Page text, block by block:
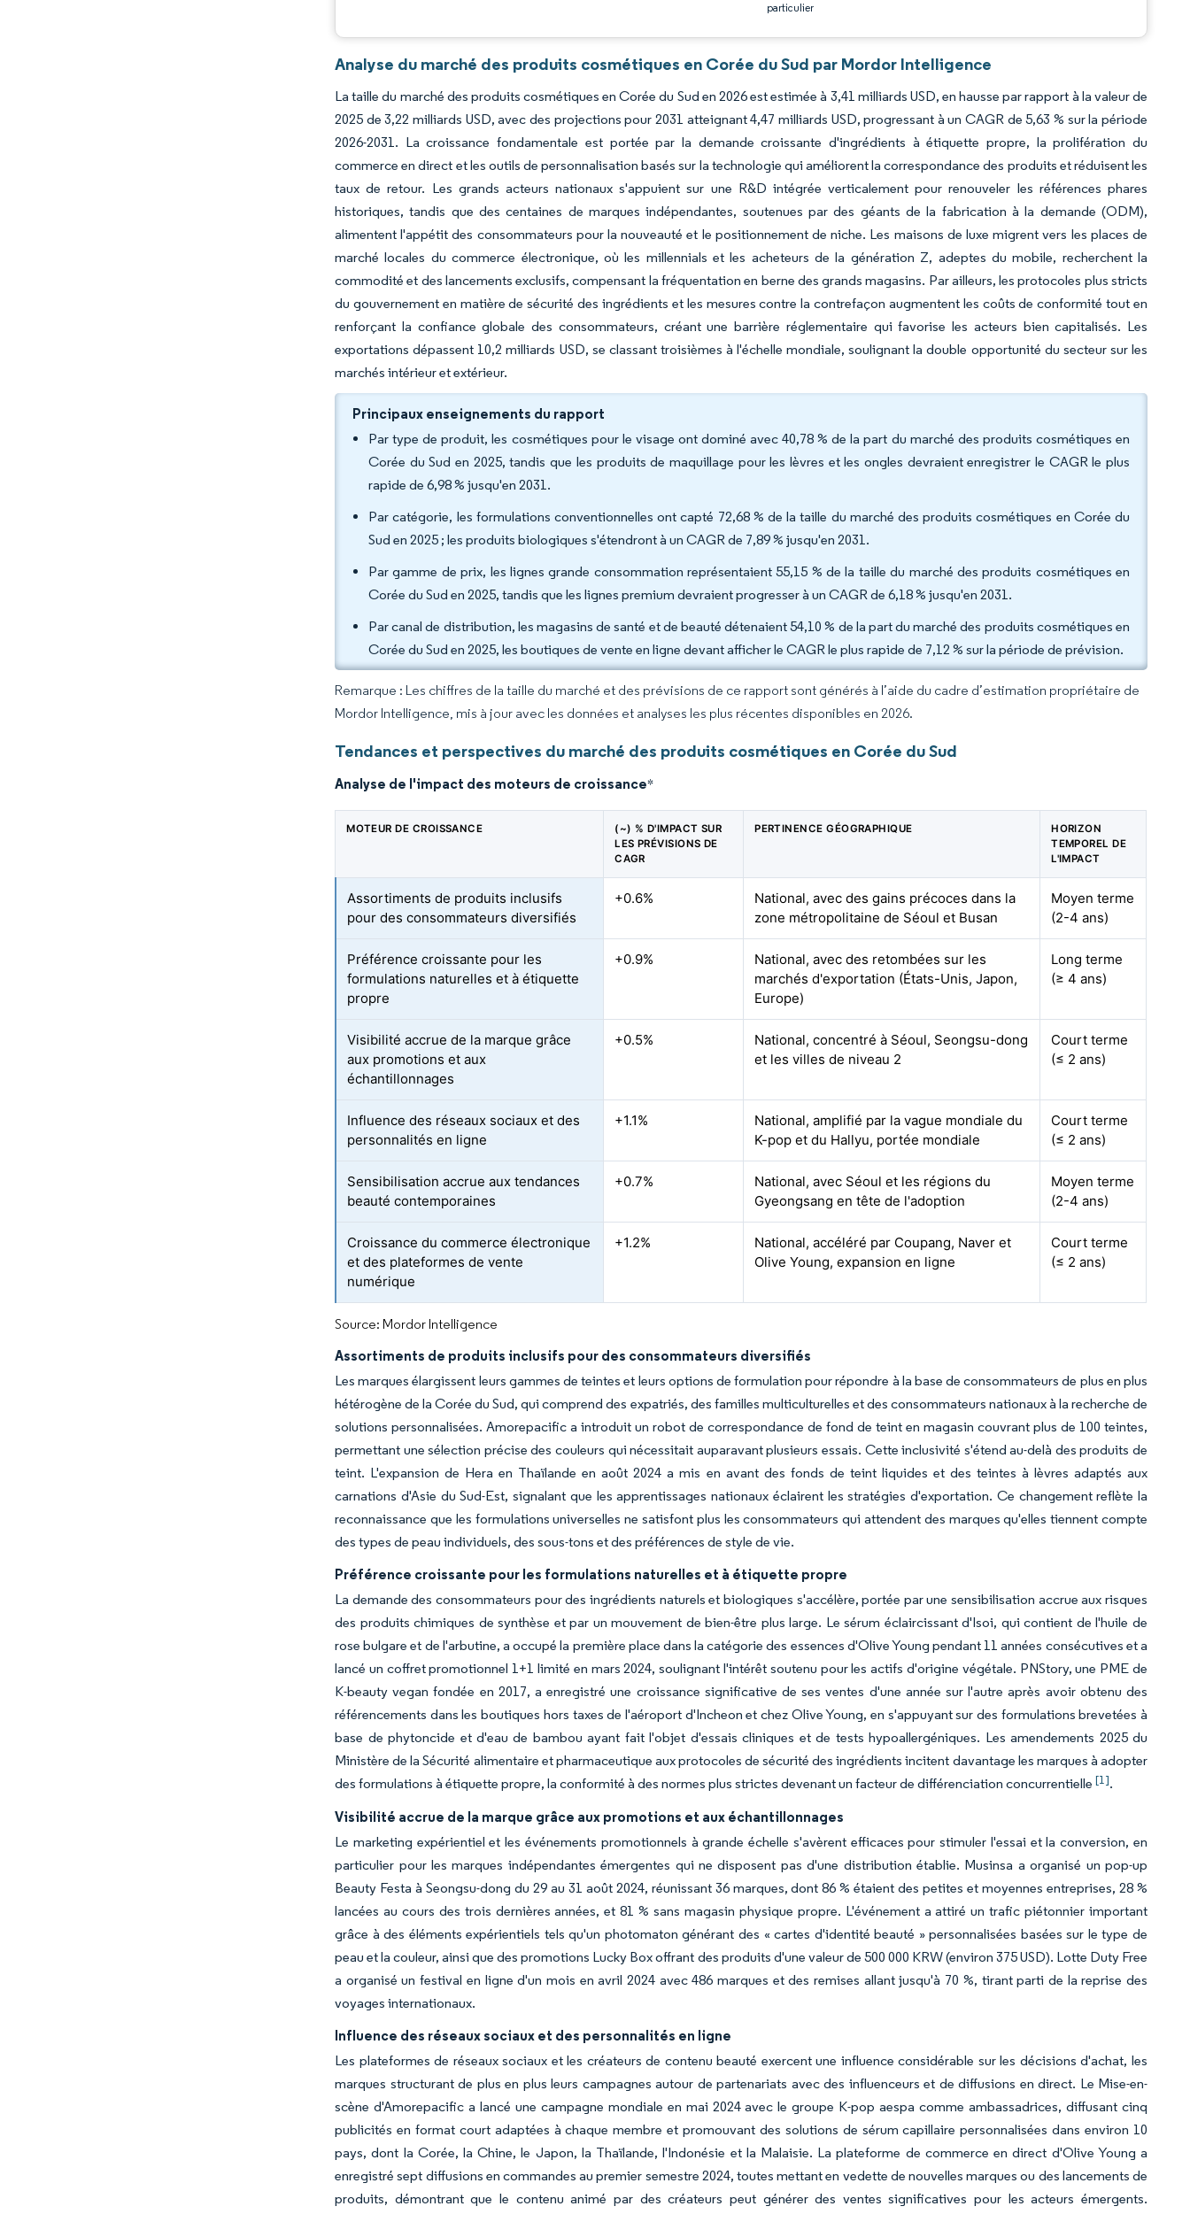
particulier
Analyse du marché des produits cosmétiques en Corée du Sud par Mordor Intelligence
La taille du marché des produits cosmétiques en Corée du Sud en 2026 est estimée à 3,41 milliards USD, en hausse par rapport à la valeur de
2025 de 3,22 milliards USD, avec des projections pour 2031 atteignant 4,47 milliards USD, progressant à un CAGR de 5,63 % sur la période
2026-2031. La croissance fondamentale est portée par la demande croissante d'ingrédients à étiquette propre, la prolifération du
commerce en direct et les outils de personnalisation basés sur la technologie qui améliorent la correspondance des produits et réduisent les
taux de retour. Les grands acteurs nationaux s'appuient sur une R&D intégrée verticalement pour renouveler les références phares
historiques, tandis que des centaines de marques indépendantes, soutenues par des géants de la fabrication à la demande (ODM),
alimentent l'appétit des consommateurs pour la nouveauté et le positionnement de niche. Les maisons de luxe migrent vers les places de
marché locales du commerce électronique, où les millennials et les acheteurs de la génération Z, adeptes du mobile, recherchent la
commodité et des lancements exclusifs, compensant la fréquentation en berne des grands magasins. Par ailleurs, les protocoles plus stricts
du gouvernement en matière de sécurité des ingrédients et les mesures contre la contrefaçon augmentent les coûts de conformité tout en
renforçant la confiance globale des consommateurs, créant une barrière réglementaire qui favorise les acteurs bien capitalisés. Les
exportations dépassent 10,2 milliards USD, se classant troisièmes à l'échelle mondiale, soulignant la double opportunité du secteur sur les
marchés intérieur et extérieur.
Principaux enseignements du rapport
Par type de produit, les cosmétiques pour le visage ont dominé avec 40,78 % de la part du marché des produits cosmétiques en
Corée du Sud en 2025, tandis que les produits de maquillage pour les lèvres et les ongles devraient enregistrer le CAGR le plus
rapide de 6,98 % jusqu'en 2031.
Par catégorie, les formulations conventionnelles ont capté 72,68 % de la taille du marché des produits cosmétiques en Corée du
Sud en 2025 ; les produits biologiques s'étendront à un CAGR de 7,89 % jusqu'en 2031.
Par gamme de prix, les lignes grande consommation représentaient 55,15 % de la taille du marché des produits cosmétiques en
Corée du Sud en 2025, tandis que les lignes premium devraient progresser à un CAGR de 6,18 % jusqu'en 2031.
Par canal de distribution, les magasins de santé et de beauté détenaient 54,10 % de la part du marché des produits cosmétiques en
Corée du Sud en 2025, les boutiques de vente en ligne devant afficher le CAGR le plus rapide de 7,12 % sur la période de prévision.
Remarque : Les chiffres de la taille du marché et des prévisions de ce rapport sont générés à l’aide du cadre d’estimation propriétaire de
Mordor Intelligence, mis à jour avec les données et analyses les plus récentes disponibles en 2026.
Tendances et perspectives du marché des produits cosmétiques en Corée du Sud
Analyse de l'impact des moteurs de croissance*
MOTEUR DE CROISSANCE
(~) % D'IMPACT SUR
LES PRÉVISIONS DE
CAGR
PERTINENCE GÉOGRAPHIQUE
HORIZON
TEMPOREL DE
L'IMPACT
Assortiments de produits inclusifs
pour des consommateurs diversifiés
+0.6%
National, avec des gains précoces dans la
zone métropolitaine de Séoul et Busan
Moyen terme
(2-4 ans)
Préférence croissante pour les
formulations naturelles et à étiquette
propre
+0.9%
National, avec des retombées sur les
marchés d'exportation (États-Unis, Japon,
Europe)
Long terme
(≥ 4 ans)
Visibilité accrue de la marque grâce
aux promotions et aux
échantillonnages
+0.5%
National, concentré à Séoul, Seongsu-dong
et les villes de niveau 2
Court terme
(≤ 2 ans)
Influence des réseaux sociaux et des
personnalités en ligne
+1.1%
National, amplifié par la vague mondiale du
K-pop et du Hallyu, portée mondiale
Court terme
(≤ 2 ans)
Sensibilisation accrue aux tendances
beauté contemporaines
+0.7%
National, avec Séoul et les régions du
Gyeongsang en tête de l'adoption
Moyen terme
(2-4 ans)
Croissance du commerce électronique
et des plateformes de vente
numérique
+1.2%
National, accéléré par Coupang, Naver et
Olive Young, expansion en ligne
Court terme
(≤ 2 ans)
Source: Mordor Intelligence
Assortiments de produits inclusifs pour des consommateurs diversifiés
Les marques élargissent leurs gammes de teintes et leurs options de formulation pour répondre à la base de consommateurs de plus en plus
hétérogène de la Corée du Sud, qui comprend des expatriés, des familles multiculturelles et des consommateurs nationaux à la recherche de
solutions personnalisées. Amorepacific a introduit un robot de correspondance de fond de teint en magasin couvrant plus de 100 teintes,
permettant une sélection précise des couleurs qui nécessitait auparavant plusieurs essais. Cette inclusivité s'étend au-delà des produits de
teint. L'expansion de Hera en Thaïlande en août 2024 a mis en avant des fonds de teint liquides et des teintes à lèvres adaptés aux
carnations d'Asie du Sud-Est, signalant que les apprentissages nationaux éclairent les stratégies d'exportation. Ce changement reflète la
reconnaissance que les formulations universelles ne satisfont plus les consommateurs qui attendent des marques qu'elles tiennent compte
des types de peau individuels, des sous-tons et des préférences de style de vie.
Préférence croissante pour les formulations naturelles et à étiquette propre
La demande des consommateurs pour des ingrédients naturels et biologiques s'accélère, portée par une sensibilisation accrue aux risques
des produits chimiques de synthèse et par un mouvement de bien-être plus large. Le sérum éclaircissant d'Isoi, qui contient de l'huile de
rose bulgare et de l'arbutine, a occupé la première place dans la catégorie des essences d'Olive Young pendant 11 années consécutives et a
lancé un coffret promotionnel 1+1 limité en mars 2024, soulignant l'intérêt soutenu pour les actifs d'origine végétale. PNStory, une PME de
K-beauty vegan fondée en 2017, a enregistré une croissance significative de ses ventes d'une année sur l'autre après avoir obtenu des
référencements dans les boutiques hors taxes de l'aéroport d'Incheon et chez Olive Young, en s'appuyant sur des formulations brevetées à
base de phytoncide et d'eau de bambou ayant fait l'objet d'essais cliniques et de tests hypoallergéniques. Les amendements 2025 du
Ministère de la Sécurité alimentaire et pharmaceutique aux protocoles de sécurité des ingrédients incitent davantage les marques à adopter
des formulations à étiquette propre, la conformité à des normes plus strictes devenant un facteur de différenciation concurrentielle[1].
Visibilité accrue de la marque grâce aux promotions et aux échantillonnages
Le marketing expérientiel et les événements promotionnels à grande échelle s'avèrent efficaces pour stimuler l'essai et la conversion, en
particulier pour les marques indépendantes émergentes qui ne disposent pas d'une distribution établie. Musinsa a organisé un pop-up
Beauty Festa à Seongsu-dong du 29 au 31 août 2024, réunissant 36 marques, dont 86 % étaient des petites et moyennes entreprises, 28 %
lancées au cours des trois dernières années, et 81 % sans magasin physique propre. L'événement a attiré un trafic piétonnier important
grâce à des éléments expérientiels tels qu'un photomaton générant des « cartes d'identité beauté » personnalisées basées sur le type de
peau et la couleur, ainsi que des promotions Lucky Box offrant des produits d'une valeur de 500 000 KRW (environ 375 USD). Lotte Duty Free
a organisé un festival en ligne d'un mois en avril 2024 avec 486 marques et des remises allant jusqu'à 70 %, tirant parti de la reprise des
voyages internationaux.
Influence des réseaux sociaux et des personnalités en ligne
Les plateformes de réseaux sociaux et les créateurs de contenu beauté exercent une influence considérable sur les décisions d'achat, les
marques structurant de plus en plus leurs campagnes autour de partenariats avec des influenceurs et de diffusions en direct. Le Mise-en-
scène d'Amorepacific a lancé une campagne mondiale en mai 2024 avec le groupe K-pop aespa comme ambassadrices, diffusant cinq
publicités en format court adaptées à chaque membre et promouvant des solutions de sérum capillaire personnalisées dans environ 10
pays, dont la Corée, la Chine, le Japon, la Thaïlande, l'Indonésie et la Malaisie. La plateforme de commerce en direct d'Olive Young a
enregistré sept diffusions en commandes au premier semestre 2024, toutes mettant en vedette de nouvelles marques ou des lancements de
produits, démontrant que le contenu animé par des créateurs peut générer des ventes significatives pour les acteurs émergents.